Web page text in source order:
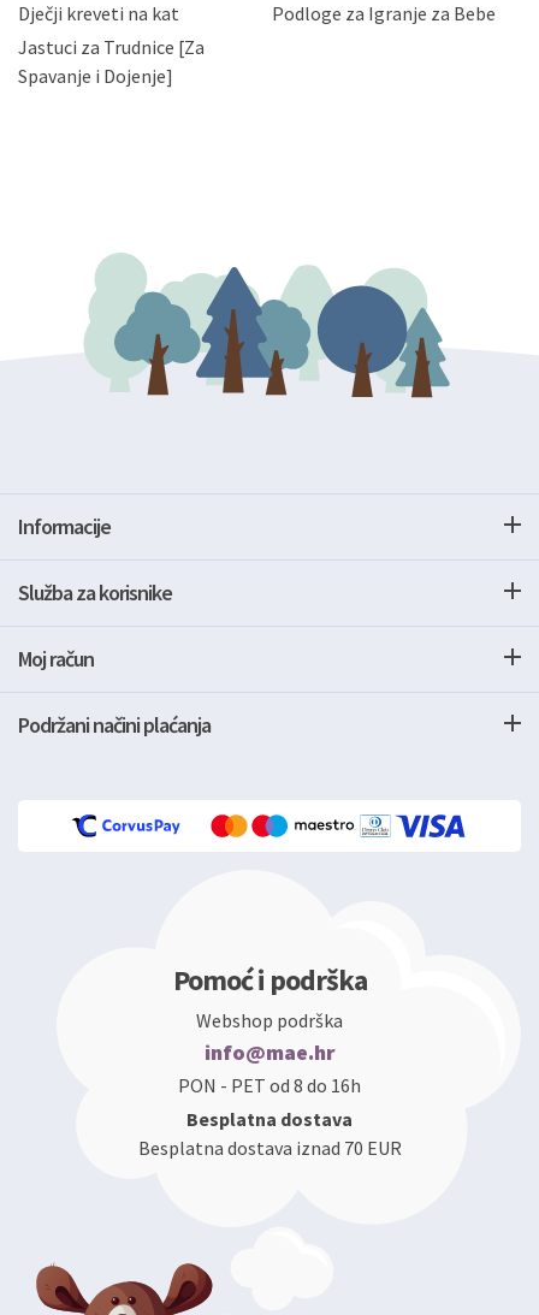
zatražiti prestanak aktivnosti obrade Vaših osobnih
podataka. Opoziv privole možete podnijeti poštom na
gore navedenu adresu ili e-mailom na adresu:
Dječji kreveti na kat
Podloge za Igranje za Bebe
Jastuci za Trudnice [Za
Spavanje i Dojenje]
Informacije
Služba za korisnike
Moj račun
Podržani načini plaćanja
Pomoć i podrška
Webshop podrška
info@mae.hr
PON - PET od 8 do 16h
Besplatna dostava
Besplatna dostava iznad 70 EUR